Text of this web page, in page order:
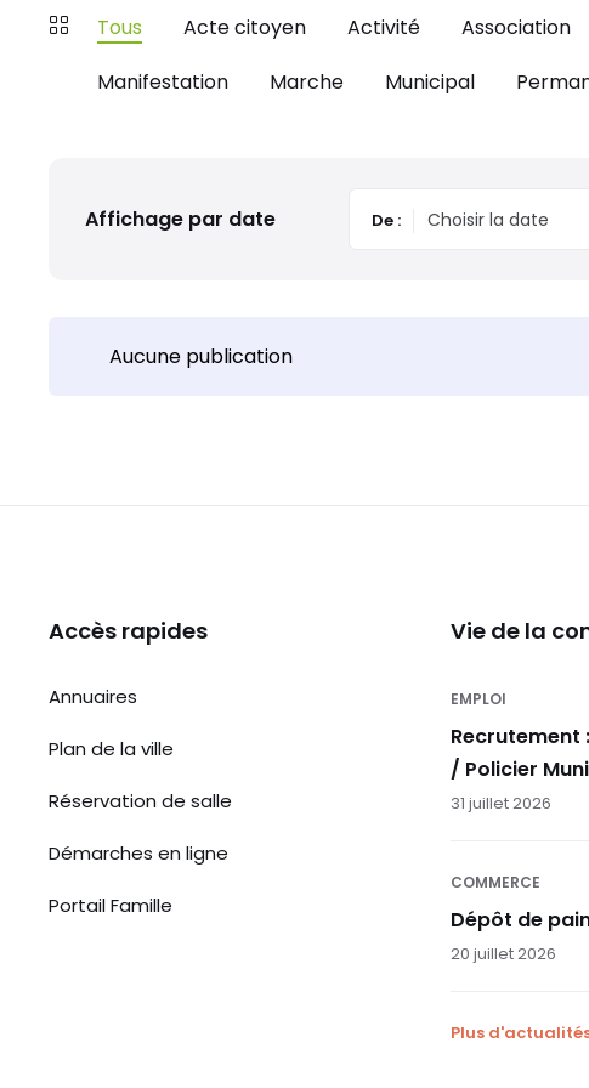
Tous Acte citoyen Activité Association
Manifestation
Marche Municipal
Affichage par date De :
Aucune publication
Accès rapides
Annuaires
Plan de la ville
Réservation de salle
Démarches en ligne
Portail Famille
Vie de la
EMPLOI
Recrutement
/ Policier
31 juillet 2026
COMMERCE
Dépôt de
20 juillet 2026
Plus